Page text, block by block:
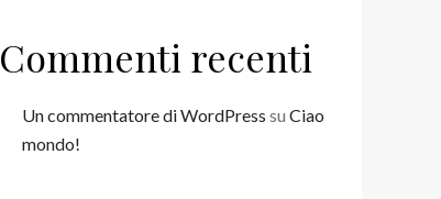
Commenti recenti
Un commentatore di WordPress su Ciao
mondo!